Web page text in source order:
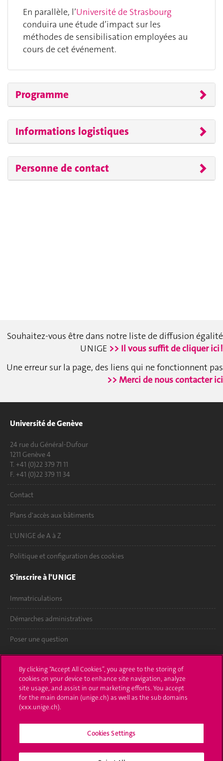
En parallèle, l’Université de Strasbourg
conduira une étude d’impact sur les
méthodes de sensibilisation employées au
cours de cet événement.
Programme
Informations logistiques
Personne de contact
Souhaitez-vous être dans notre liste de diffusion égalité
UNIGE >> Il vous suffit de cliquer ici !
Une erreur sur la page, des liens qui ne fonctionnent pas
>> Merci de nous contacter ici
Université de Genève
24 rue du Général-Dufour
1211 Genève 4
T. +41 (0)22 379 71 11
F. +41 (0)22 379 11 34
Contact
Plans d'accès aux bâtiments
L'UNIGE de A à Z
Politique et configuration des cookies
S'inscrire à l'UNIGE
Immatriculations
Démarches administratives
Poser une question
UNIGE Mobile
Médias
Offres d'emploi
Bibliothèque
By clicking “Accept All Cookies”, you agree to the storing of
cookies on your device to enhance site navigation, analyze
site usage, and assist in our marketing efforts. You accept
for the main domain (unige.ch) as well as the sub domains
(xxx.unige.ch).
Cookies Settings